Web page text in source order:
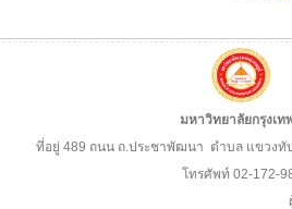
มหาวิทยาลัยกรุงเ
ที่อยู่ 489 ถนน ถ.ประชาพัฒนา ตำบล แขวงทั
โทรศัพท์ 02-172-